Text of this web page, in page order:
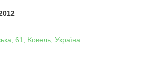
61, Ковель, Україна